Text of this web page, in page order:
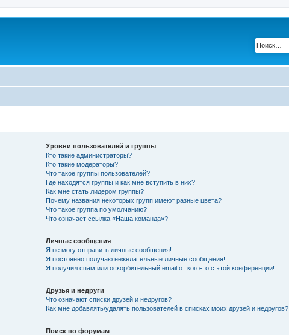
Уровни пользователей и группы
Кто такие администраторы?
Кто такие модераторы?
Что такое группы пользователей?
Где находятся группы и как мне вступить в них?
Как мне стать лидером группы?
Почему названия некоторых групп имеют разные цвета?
Что такое группа по умолчанию?
Что означает ссылка «Наша команда»?
Личные сообщения
Я не могу отправить личные сообщения!
Я постоянно получаю нежелательные личные сообщения!
Я получил спам или оскорбительный email от кого-то с этой конференции!
Друзья и недруги
Что означают списки друзей и недругов?
Как мне добавлять/удалять пользователей в списках моих друзей и недругов?
Поиск по форумам